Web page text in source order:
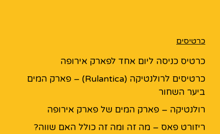
כרטיסים
כרטיס כניסה ליום אחד לפארק אירופה
כרטיסים לרולנטיקה (Rulantica) – פארק המים
ביער השחור
רולנטיקה – פארק המים של פארק אירופה
ריזורט פאס – מה זה ומה זה כולל האם שווה?